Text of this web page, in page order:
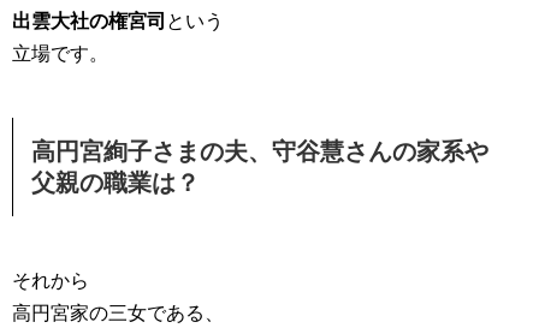
出雲大社の権宮司 という
立場です。
高円宮絢子さまの夫、守谷慧さんの家系や
父親の職業は？
それから
高円宮家の三女である、